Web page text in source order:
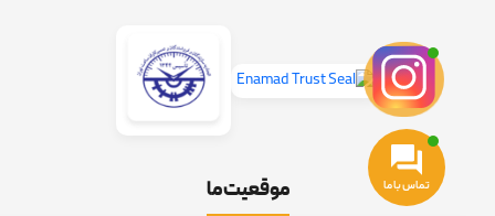
موقعیت ما تماس با ما